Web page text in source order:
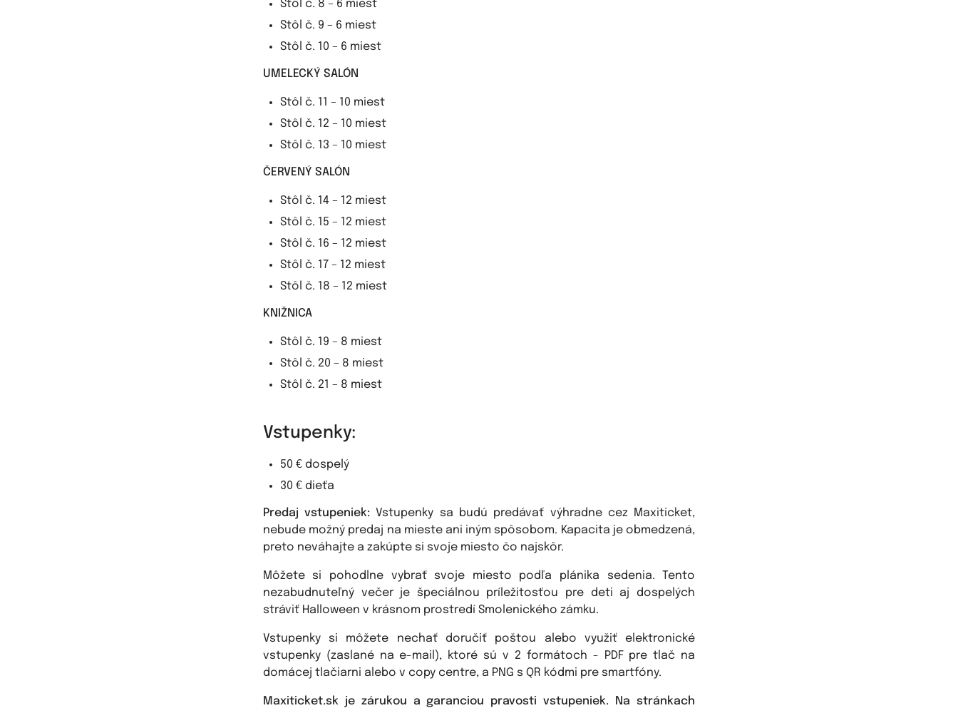
Stôl č. 8 – 6 miest
Stôl č. 9 – 6 miest
Stôl č. 10 – 6 miest
UMELECKÝ SALÓN
Stôl č. 11 – 10 miest
Stôl č. 12 – 10 miest
Stôl č. 13 – 10 miest
ČERVENÝ SALÓN
Stôl č. 14 – 12 miest
Stôl č. 15 – 12 miest
Stôl č. 16 – 12 miest
Stôl č. 17 – 12 miest
Stôl č. 18 – 12 miest
KNIŽNICA
Stôl č. 19 – 8 miest
Stôl č. 20 – 8 miest
Stôl č. 21 – 8 miest
Vstupenky:
50 € dospelý
30 € dieťa
Predaj vstupeniek: Vstupenky sa budú predávať výhradne cez Maxiticket,
nebude možný predaj na mieste ani iným spôsobom. Kapacita je obmedzená,
preto neváhajte a zakúpte si svoje miesto čo najskôr.
Môžete si pohodlne vybrať svoje miesto podľa plánika sedenia. Tento
nezabudnuteľný večer je špeciálnou príležitosťou pre deti aj dospelých
stráviť Halloween v krásnom prostredí Smolenického zámku.
Vstupenky si môžete nechať doručiť poštou alebo využiť elektronické
vstupenky (zaslané na e-mail), ktoré sú v 2 formátoch - PDF pre tlač na
domácej tlačiarni alebo v copy centre, a PNG s QR kódmi pre smartfóny.
Maxiticket.sk je zárukou a garanciou pravosti vstupeniek. Na stránkach